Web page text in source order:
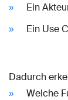
Ein
Ein Use
Dadurch
Welche